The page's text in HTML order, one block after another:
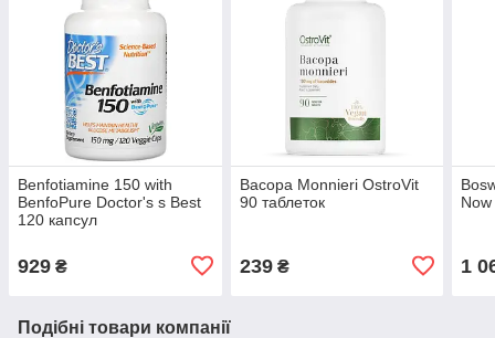
Benfotiamine 150 with
BenfoPure Doctor's s Best
120 капсул
929 ₴
Bacopa Monnieri OstroVit
90 таблеток
239₴ 1
Подібні товари компанії